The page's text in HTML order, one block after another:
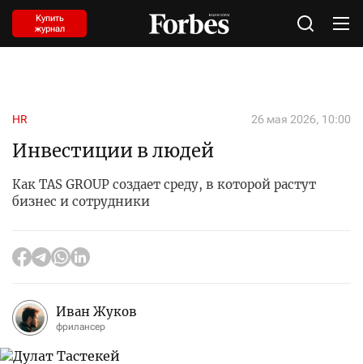
Купить
журнал
HR 26 мая 2026, 10:00
Инвестиции в людей
Как TAS GROUP создает среду, в которой растут
бизнес и сотрудники
Иван Жуков
фрилансер